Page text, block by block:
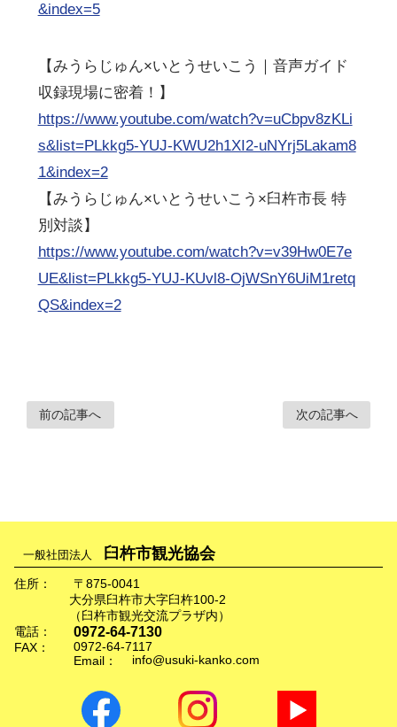
&index=5
【みうらじゅん×いとうせいこう｜音声ガイド
収録現場に密着！】
https://www.youtube.com/watch?v=uCbpv8zKLi
s&list=PLkkg5-YUJ-KWU2h1XI2-uNYrj5Lakam8
1&index=2
【みうらじゅん×いとうせいこう×臼杵市長 特
別対談】
https://www.youtube.com/watch?v=v39Hw0E7e
UE&list=PLkkg5-YUJ-KUvl8-OjWSnY6UiM1retq
QS&index=2
前の記事へ 次の記事へ
一般社団法人 臼杵市観光協会
住所：
〒875-0041
大分県臼杵市大字臼杵100-2
（臼杵市観光交流プラザ内）
電話：
0972-64-7130
FAX：
0972-64-7117
Email：
info@usuki-kanko.com